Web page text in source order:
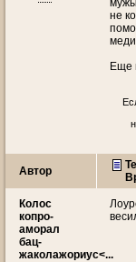
не
Еще
Автор
Колос
копро-
аморал
бац-
жаколажориус<...